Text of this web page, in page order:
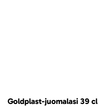
Goldplast-juomalasi 39 cl